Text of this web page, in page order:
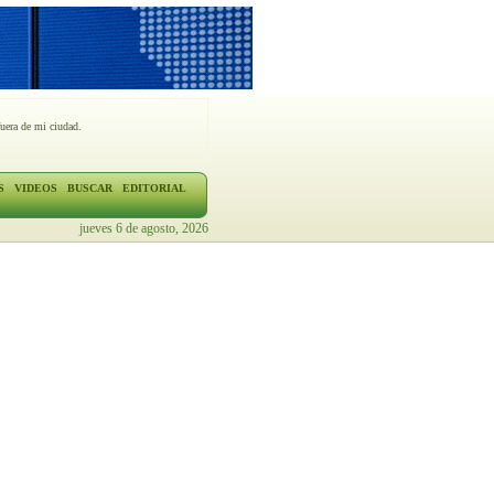
de mi ciudad.
VIDEOS BUSCAR
EDITORIAL
jueves 6 de agosto, 2026